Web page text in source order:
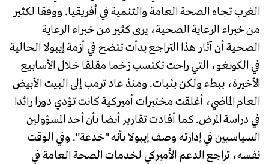
الغرب تجاه الصحة العامة والتنمية في أفريقيا. ووفقا لكثير
من خبراء الرعاية الصحية، يرى كثير من خبراء الرعاية
الصحية أن آثار هذا التراجع بدأت تتضح في أزمة إيبولا الحالية
في الكونغو، التي راحت تكتسب زخما مقلقا خلال الأسابيع
الأخيرة، ببطء ولكن بثبات. ومنذ عاد ترمب إلى البيت الأبيض
العام الماضي، أغلقت مختبرات أميركية كانت تؤدي دورا رائدا
في دراسة المرض. كما أفادت تقارير أيضا بأن أحد المسؤولين
السياسيين في إدارته وصف إيبولا بأنه "خدعة". وفي الوقت
نفسه، تراجع الدعم الأميركي لخدمات الصحة العامة في